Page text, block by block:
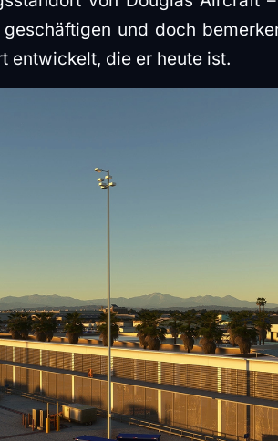
und doch
entwickelt, die er heute ist.